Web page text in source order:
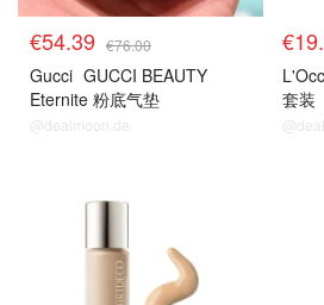
€54.39 €76.00
Gucci GUCCI BEAUTY
Eternite 粉底气垫
@dealmoon.de
套装